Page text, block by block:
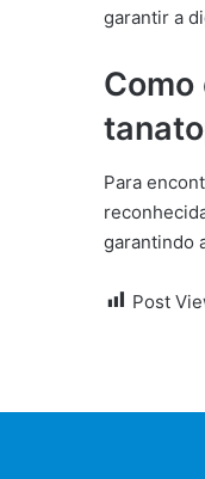
garantir a
Para
garantindo
Post